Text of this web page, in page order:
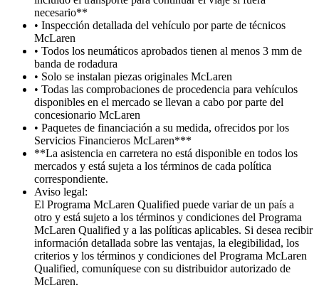
necesario**
• Inspección detallada del vehículo por parte de técnicos
McLaren
• Todos los neumáticos aprobados tienen al menos 3 mm de
banda de rodadura
• Solo se instalan piezas originales McLaren
• Todas las comprobaciones de procedencia para vehículos
disponibles en el mercado se llevan a cabo por parte del
concesionario McLaren
• Paquetes de financiación a su medida, ofrecidos por los
Servicios Financieros McLaren***
**La asistencia en carretera no está disponible en todos los
mercados y está sujeta a los términos de cada política
correspondiente.
Aviso legal:
El Programa McLaren Qualified puede variar de un país a
otro y está sujeto a los términos y condiciones del Programa
McLaren Qualified y a las políticas aplicables. Si desea recibir
información detallada sobre las ventajas, la elegibilidad, los
criterios y los términos y condiciones del Programa McLaren
Qualified, comuníquese con su distribuidor autorizado de
McLaren.